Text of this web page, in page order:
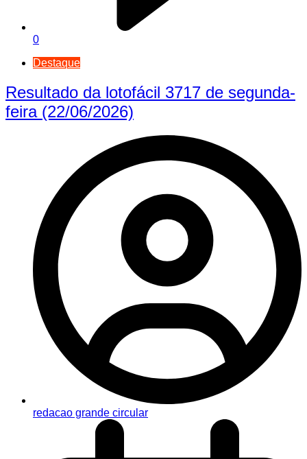
0
Destaque
Resultado da lotofácil 3717 de segunda-
feira (22/06/2026)
redacao grande circular